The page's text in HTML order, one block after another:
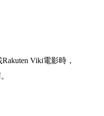
Viki電影時，